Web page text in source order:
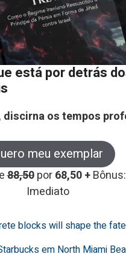
está por detrás
discirna os tempos
meu exemplar
88,50 por68,50 +
Imediato
blocks will shape the
em North Miami